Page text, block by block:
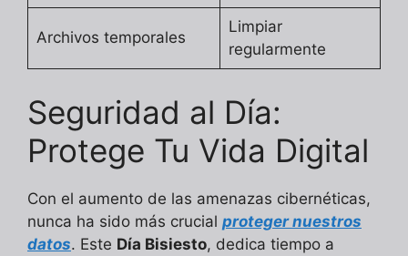
Archivos temporales
Limpiar
regularmente
Seguridad al Día:
Protege Tu Vida Digital
Con el aumento de las amenazas cibernéticas,
nunca ha sido más crucial proteger nuestros
datos. Este Día Bisiesto, dedica tiempo a